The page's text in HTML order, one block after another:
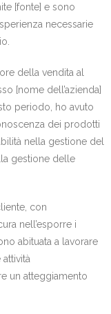
[fonte] e sono
necessarie
della vendita al
[nome dell’azienda]
periodo, ho avuto
dei prodotti
nella gestione del
gestione delle
con
nell’esporre i
abituata a lavorare
un atteggiamento